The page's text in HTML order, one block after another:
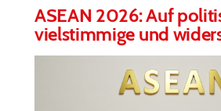
ASEAN 2026: Auf
vielstimmige und